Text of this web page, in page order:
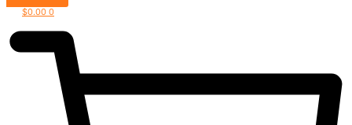
$0.00 0